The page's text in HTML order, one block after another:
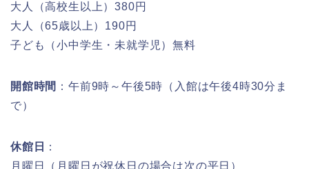
大人（高校生以上）380円
大人（65歳以上）190円
子ども（小中学生・未就学児）無料
開館時間 ：午前9時～午後5時（入館は午後4時30分ま
で）
休館日
：
月曜日（月曜日が祝休日の場合は次の平日）